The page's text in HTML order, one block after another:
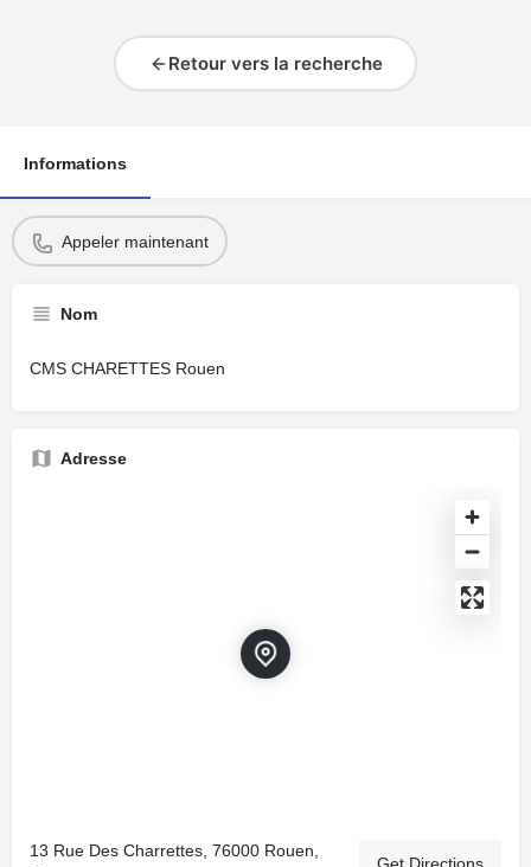
Retour vers la recherche
Informations
Appeler maintenant
Nom
CMS CHARETTES Rouen
Adresse
13 Rue Des Charrettes, 76000 Rouen,